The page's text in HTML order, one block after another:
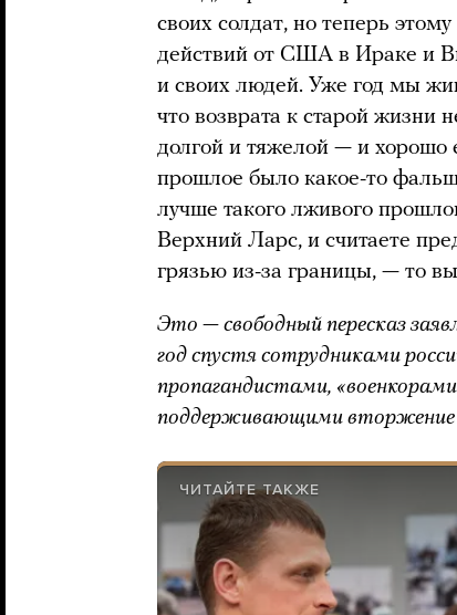
своих солдат, но теперь
действий от США в Ираке и
и своих людей. Уже год мы
что возврата к старой жизни
долгой и тяжелой — и хорошо
прошлое было какое-то
лучше такого лживого
Верхний Ларс, и считаете
грязью из-за границы, — то
Это — свободный пересказ
год спустя сотрудниками
пропагандистами,
поддерживающими вторжение
ЧИТАЙТЕ ТАКЖЕ